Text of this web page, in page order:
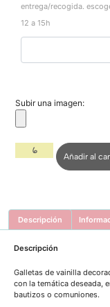
entrega/recogida.
12 a 15h
Subir una imagen:
Añadir al
Descripción
Descripción
Galletas de vainilla
con la temática deseada,
bautizos o comuniones.